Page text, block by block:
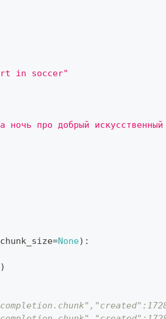
in soccer"
ночь про добрый
chunk_size=None) :
)